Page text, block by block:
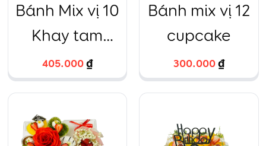
Bánh Mix vị 10
Khay tam
giác Trà
xanh, Trứng
muối, Chanh
leo, Dâu tây,
405.000₫
Bánh mix vị 12
cupcake
300.000₫